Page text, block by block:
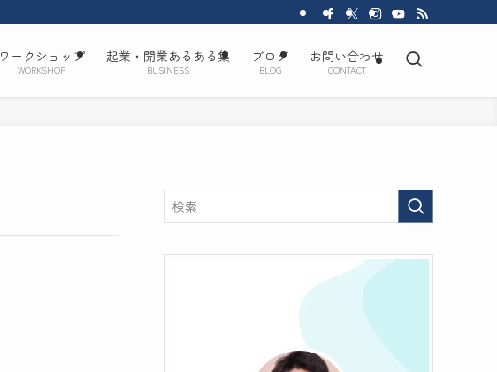
ワークショップ
WORKSHOP
起業・開業あるある集
BUSINESS
ブログ
BLOG
お問い合わせ
CONTACT